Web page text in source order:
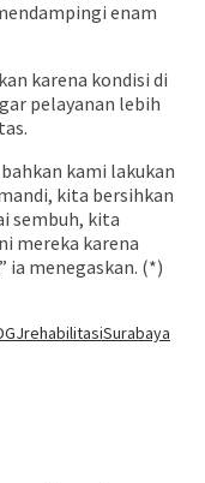
enam
karena kondisi di
pelayanan lebih
kami lakukan
kita bersihkan
sembuh, kita
mereka karena
ia menegaskan. (*)
rehabilitasiSurabaya